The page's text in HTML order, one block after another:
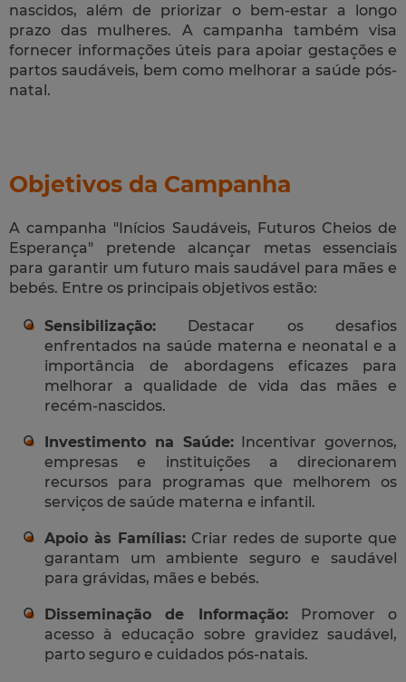
nascidos, além de priorizar o bem-estar a longo
prazo das mulheres. A campanha também visa
fornecer informações úteis para apoiar gestações e
partos saudáveis, bem como melhorar a saúde pós-
natal.
Objetivos da Campanha
A campanha "Inícios Saudáveis, Futuros Cheios de
Esperança" pretende alcançar metas essenciais
para garantir um futuro mais saudável para mães e
bebés. Entre os principais objetivos estão:
Sensibilização: Destacar os desafios
enfrentados na saúde materna e neonatal e a
importância de abordagens eficazes para
melhorar a qualidade de vida das mães e
recém-nascidos.
Investimento na Saúde:Incentivar governos,
empresas e instituições a direcionarem
recursos para programas que melhorem os
serviços de saúde materna e infantil.
Apoio às Famílias: Criar redes de suporte que
garantam um ambiente seguro e saudável
para grávidas, mães e bebés.
Disseminação de Informação:Promover o
acesso à educação sobre gravidez saudável,
parto seguro e cuidados pós-natais.